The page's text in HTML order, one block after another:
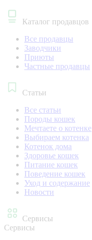
Каталог продавцов
Все продавцы
Заводчики
Приюты
Частные продавцы
Статьи
Все статьи
Породы кошек
Мечтаете о котенке
Выбираем котенка
Котенок дома
Здоровье кошек
Питание кошек
Поведение кошек
Уход и содержание
Новости
Сервисы
Сервисы